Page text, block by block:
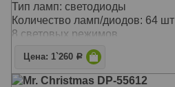
Тип ламп: светодиоды
Количество ламп/диодов: 64 шт
8 световых режимов
Цена: 1`260 Р
Mr. Christmas DP-55612